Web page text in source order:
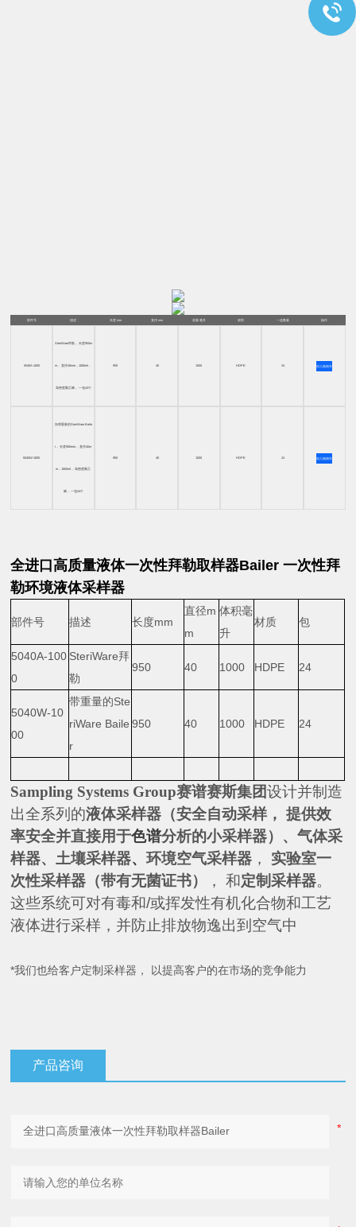
部件号 描述 长度 mm 直径 mm 容量 毫升 材质 一盒数量 操作
5040A-1000
SteriWare拜勒， 长度950m
m， 直径40mm，1000ml，
高密度聚乙烯， 一包24个
950 40 1000 HDPE 24 加入购物车
5040W-1000
加厚重量的SteriWare Baile
r， 长度950mm， 直径40m
m，1000ml， 高密度聚乙
烯， 一包24个
950 40 1000 HDPE 24 加入购物车
全进口高质量液体一次性拜勒取样器Bailer 一次性拜
勒环境液体采样器
部件号 描述 长度mm
直径m
m
体积毫
升
材质 包
5040A-100
0
SteriWare拜
勒
950 40 1000 HDPE 24
5040W-10
00
带重量的Ste
riWare Baile
r
950 40 1000 HDPE 24
Sampling Systems Group赛谱赛斯集团设计并制造
出全系列的液体采样器（安全自动采样， 提供效
率安全并直接用于色谱分析的小采样器）、气体采
样器、土壤采样器、环境空气采样器 ， 实验室一
次性采样器（带有无菌证书）
， 和定制采样器。
这些系统可对有毒和/或挥发性有机化合物和工艺
液体进行采样 ， 并防止排放物逸出到空气中
*我们也给客户定制采样器， 以提高客户的在市场的竞争能力
产品咨询